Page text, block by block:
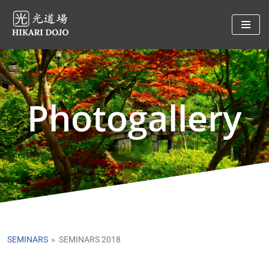
Preskočiť
na
obsah
Photogallery
SEMINARS » SEMINARS 2018